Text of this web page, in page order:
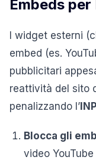
Embeds
I widget esterni
embed (es.
pubblicitari
reattività del sito
penalizzando l’
Blocca gli
video